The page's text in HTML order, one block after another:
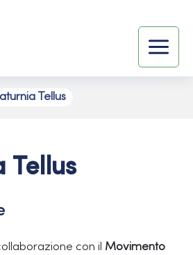
Tellus
Tellus
con il Movimento